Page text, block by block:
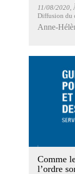
11/08/2020,
Diffusion du
Anne-
Comme
l’ordre